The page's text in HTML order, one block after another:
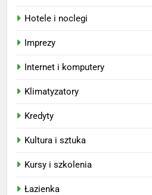
Hotele i noclegi
Imprezy
Internet i komputery
Klimatyzatory
Kredyty
Kultura i sztuka
Kursy i szkolenia
Łazienka